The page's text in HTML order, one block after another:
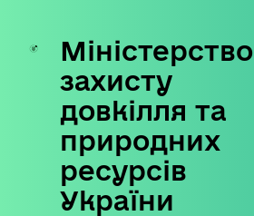
Skip
content
Міністерство
захисту
довкілля та
природних
ресурсів
України